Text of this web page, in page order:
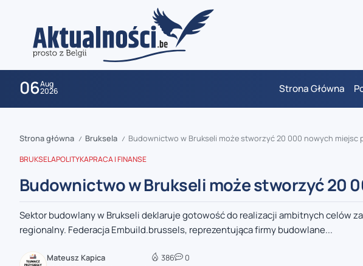
06Aug
2026 Strona Główna
zaobserwuj nas
zaobserwuj nas
Strona główna / Bruksela / Budownictwo w Brukseli może stworzyć 20 000 nowych miejsc
BRUKSELAPOLITYKAPRACA I FINANSE
Budownictwo w Brukseli może stworzyć 20
Sektor budowlany w Brukseli deklaruje gotowość do realizacji ambitnych celów
regionalny. Federacja Embuild.brussels, reprezentująca firmy budowlane...
Mateusz Kapica
386 0